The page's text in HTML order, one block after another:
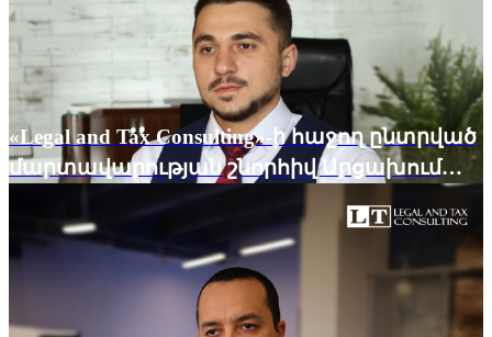
սնանկության դատարան վարչական
ակտի հասցեատիրոջը սնանկ ճանաչելու
պահանջով։
«Legal and Tax Consulting»-ի հաջող ընտրված
մարտավարության շնորհիվ Արցախում
գրանցված ընկերության բանկային
հաշվում առկա դրամական միջոցները
ճանաչվել են տիրազուրկ 💼💰 ու դրանց
նկատմամբ ճանաչվել է ընկերության միակ
մասնակցի սեփականության իրավունքը